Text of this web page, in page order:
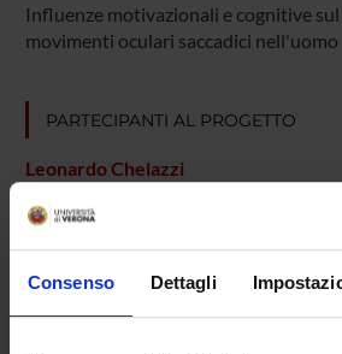
Consenso Dettagli
Influenze motivazionali e cognitive
movimenti oculari saccadici nell'uomo
PARTECIPANTI AL PROGETTO
Leonardo Chelazzi